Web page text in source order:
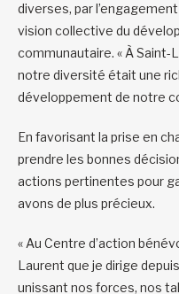
diverses, par
vision collective du
communautaire. « À Saint-
notre diversité était une
développement de notre
En favorisant la prise en
prendre les bonnes
actions pertinentes pour
avons de plus précieux.
« Au Centre d’action
Laurent que je dirige
unissant nos forces, nos